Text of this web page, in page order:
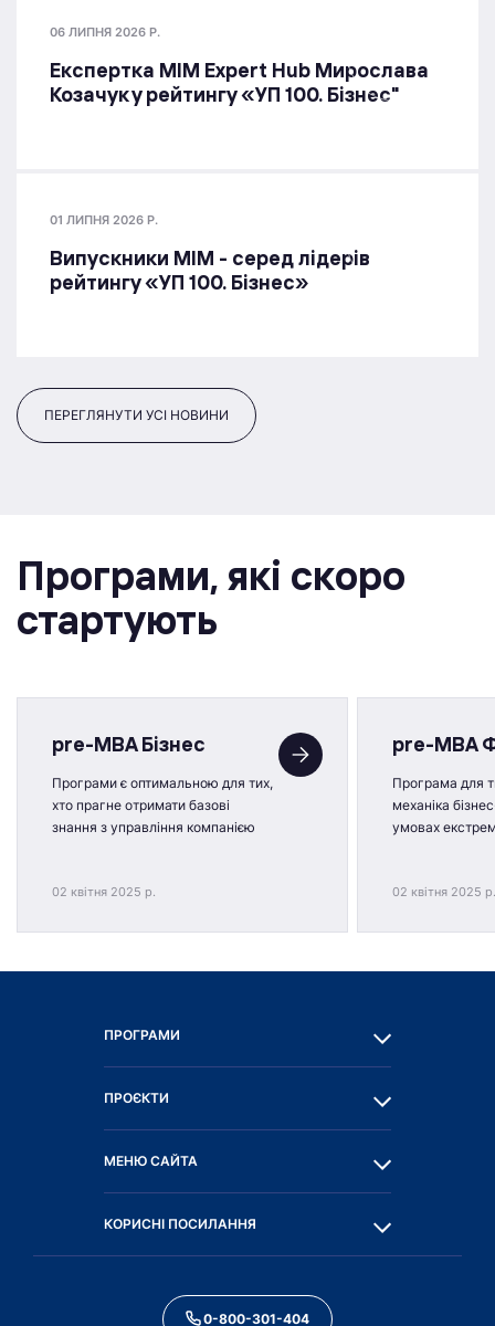
06 ЛИПНЯ 2026 Р.
Експертка MIM Expert Hub Мирослава
Козачук у рейтингу «УП 100. Бізнес"
01 ЛИПНЯ 2026 Р.
Випускники МІМ - серед лідерів
рейтингу «УП 100. Бізнес»
ПЕРЕГЛЯНУТИ УСІ НОВИНИ
Програми, якi скоро
стартують
pre-MBA Бізнес
Програми є оптимальною для тих,
хто прагне отримати базові
знання з управління компанією
02 квітня 2025 р.
pre-MBA
Програма для
механіка
умовах
02 квітня 2025 р.
ПРОГРАМИ
ПРОЄКТИ
МЕНЮ САЙТА
КОРИСНІ ПОСИЛАННЯ
0-800-301-404